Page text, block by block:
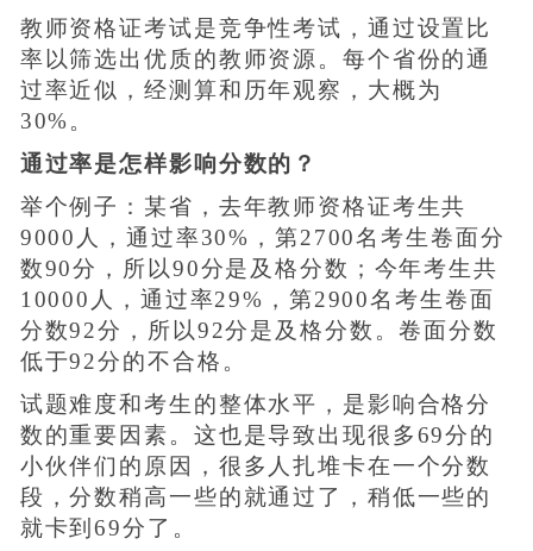
教师资格证考试是竞争性考试，通过设置比
率以筛选出优质的教师资源。每个省份的通
过率近似，经测算和历年观察，大概为
30%。
通过率是怎样影响分数的？
举个例子：某省，去年教师资格证考生共
9000人，通过率30%，第2700名考生卷面分
数90分，所以90分是及格分数；今年考生共
10000人，通过率29%，第2900名考生卷面
分数92分，所以92分是及格分数。卷面分数
低于92分的不合格。
试题难度和考生的整体水平，是影响合格分
数的重要因素。这也是导致出现很多69分的
小伙伴们的原因，很多人扎堆卡在一个分数
段，分数稍高一些的就通过了，稍低一些的
就卡到69分了。